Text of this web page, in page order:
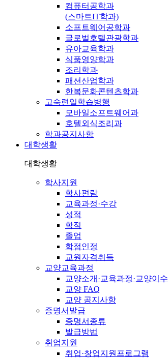
컴퓨터공학과
(스마트IT학과)
소프트웨어공학과
글로벌호텔관광학과
유아교육학과
식품영양학과
조리학과
패션산업학과
한복문화콘텐츠학과
고숙련일학습병행
모바일소프트웨어과
호텔외식조리과
학과공지사항
대학생활
대학생활
학사지원
학사편람
교육과정·수강
성적
학적
졸업
학점인정
교원자격취득
교양교육과정
교양소개·교육과정·교양이수
교양 FAQ
교양 공지사항
증명서발급
증명서종류
발급방법
취업지원
취업·창업지원프로그램